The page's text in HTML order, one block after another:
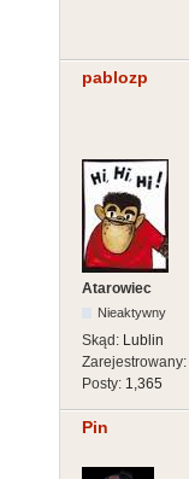
pablozp
Atarowiec
Nieaktywny
Skąd: Lublin
Zarejestrowany:
Posty: 1,365
Pin